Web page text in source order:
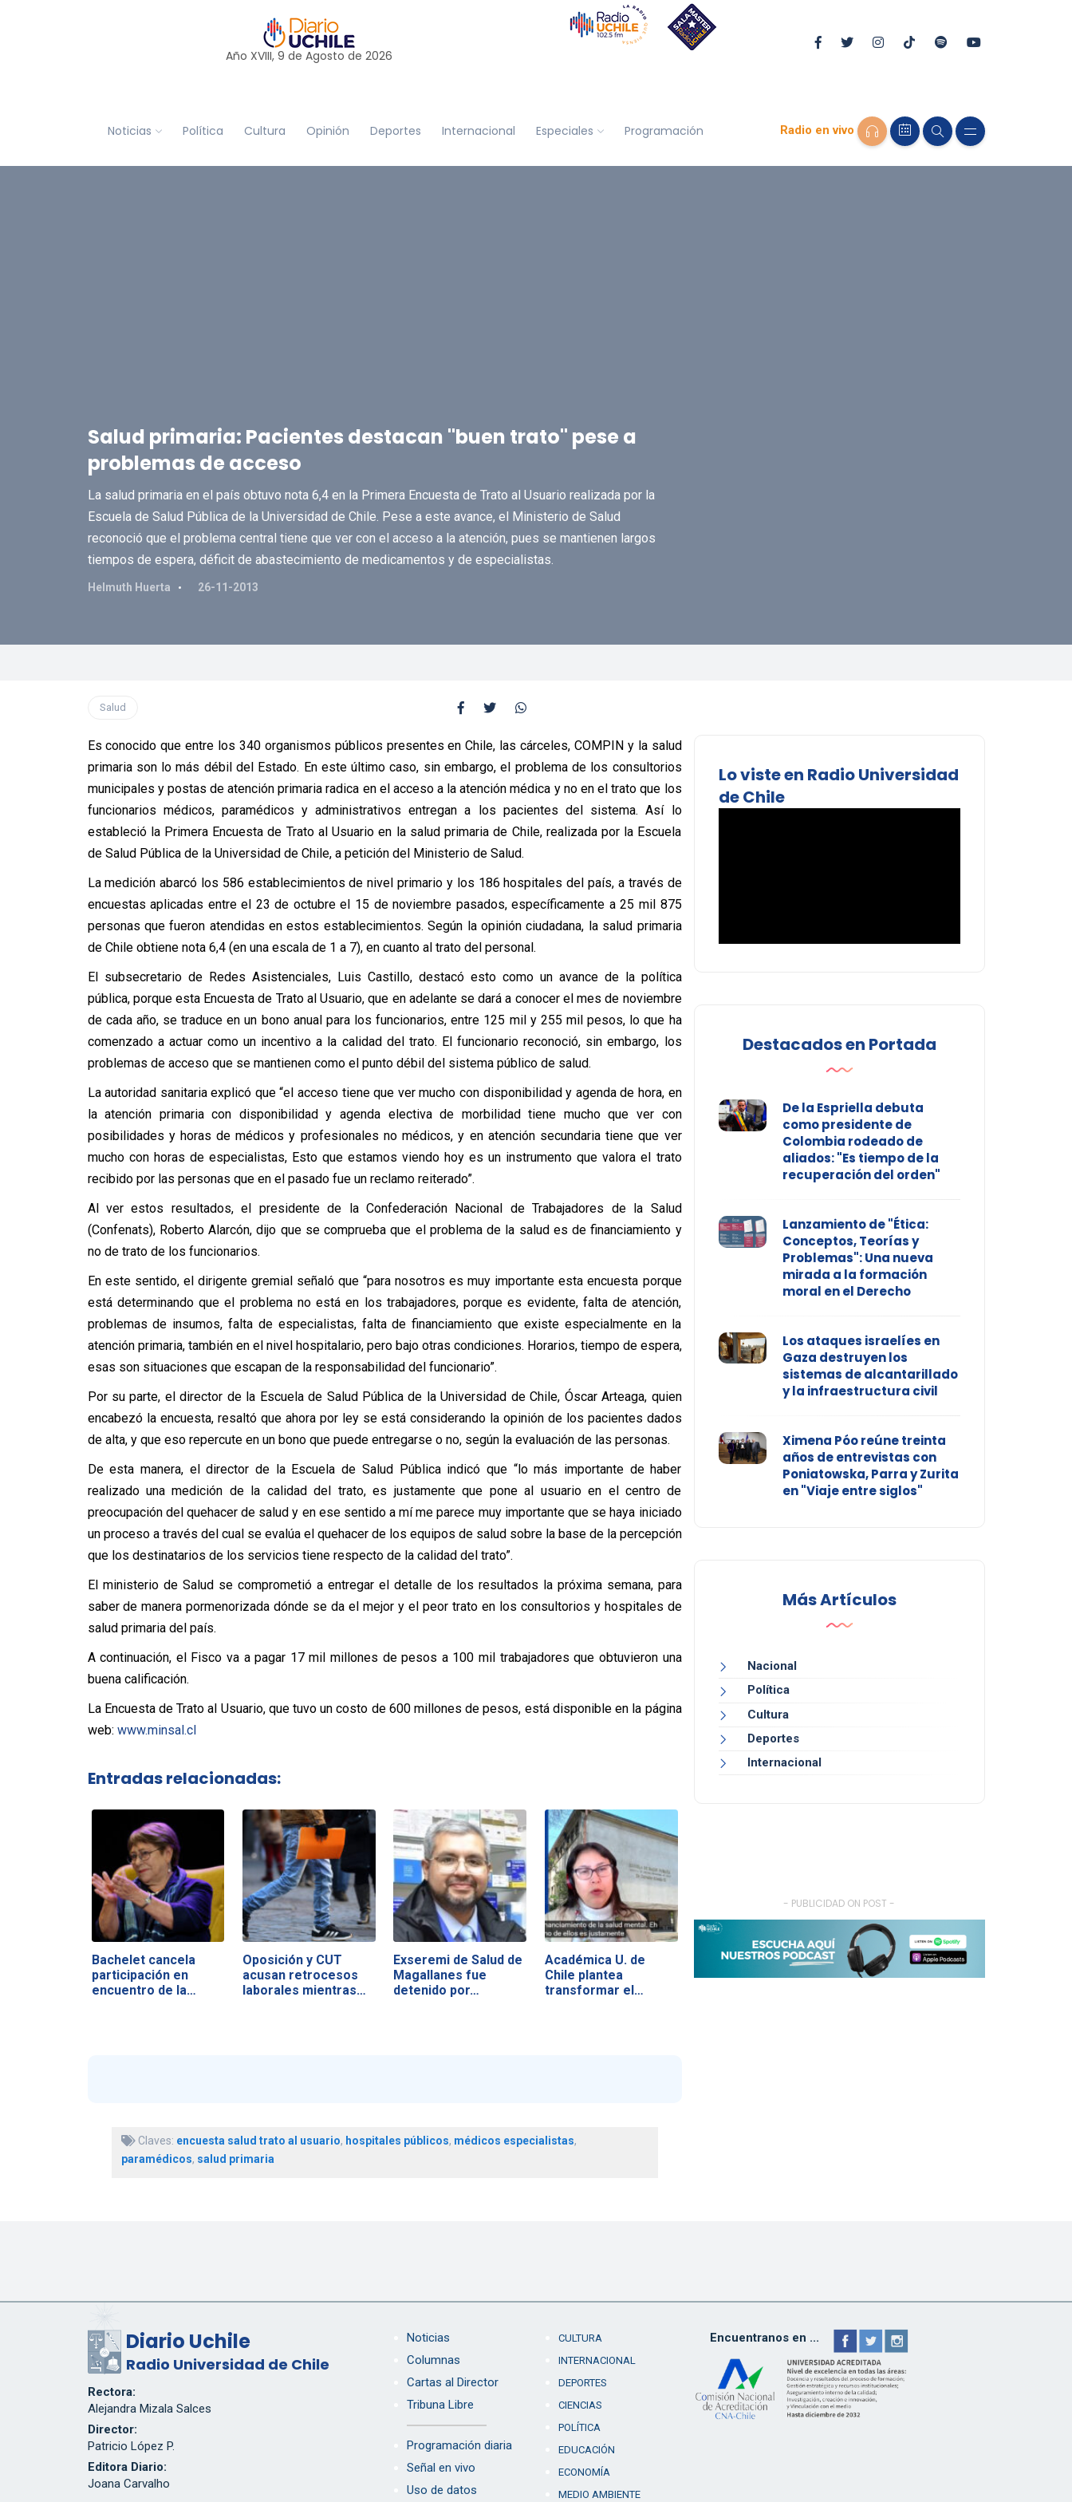
Año XVIII, 9 de Agosto de 2026
Noticias Política Cultura Opinión Deportes Internacional Especiales Programación Radio en vivo
Salud primaria: Pacientes destacan "buen trato" pese a
problemas de acceso
La salud primaria en el país obtuvo nota 6,4 en la Primera Encuesta de Trato al Usuario realizada por la
Escuela de Salud Pública de la Universidad de Chile. Pese a este avance, el Ministerio de Salud
reconoció que el problema central tiene que ver con el acceso a la atención, pues se mantienen largos
tiempos de espera, déficit de abastecimiento de medicamentos y de especialistas.
Helmuth Huerta 26-11-2013
Salud
Es conocido que entre los 340 organismos públicos presentes en Chile, las cárceles, COMPIN y la salud
primaria son lo más débil del Estado. En este último caso, sin embargo, el problema de los consultorios
municipales y postas de atención primaria radica en el acceso a la atención médica y no en el trato que los
funcionarios médicos, paramédicos y administrativos entregan a los pacientes del sistema. Así lo
estableció la Primera Encuesta de Trato al Usuario en la salud primaria de Chile, realizada por la Escuela
de Salud Pública de la Universidad de Chile, a petición del Ministerio de Salud.
La medición abarcó los 586 establecimientos de nivel primario y los 186 hospitales del país, a través de
encuestas aplicadas entre el 23 de octubre el 15 de noviembre pasados, específicamente a 25 mil 875
personas que fueron atendidas en estos establecimientos. Según la opinión ciudadana, la salud primaria
de Chile obtiene nota 6,4 (en una escala de 1 a 7), en cuanto al trato del personal.
El subsecretario de Redes Asistenciales, Luis Castillo, destacó esto como un avance de la política
pública, porque esta Encuesta de Trato al Usuario, que en adelante se dará a conocer el mes de noviembre
de cada año, se traduce en un bono anual para los funcionarios, entre 125 mil y 255 mil pesos, lo que ha
comenzado a actuar como un incentivo a la calidad del trato. El funcionario reconoció, sin embargo, los
problemas de acceso que se mantienen como el punto débil del sistema público de salud.
La autoridad sanitaria explicó que “el acceso tiene que ver mucho con disponibilidad y agenda de hora, en
la atención primaria con disponibilidad y agenda electiva de morbilidad tiene mucho que ver con
posibilidades y horas de médicos y profesionales no médicos, y en atención secundaria tiene que ver
mucho con horas de especialistas, Esto que estamos viendo hoy es un instrumento que valora el trato
recibido por las personas que en el pasado fue un reclamo reiterado”.
Al ver estos resultados, el presidente de la Confederación Nacional de Trabajadores de la Salud
(Confenats), Roberto Alarcón, dijo que se comprueba que el problema de la salud es de financiamiento y
no de trato de los funcionarios.
En este sentido, el dirigente gremial señaló que “para nosotros es muy importante esta encuesta porque
está determinando que el problema no está en los trabajadores, porque es evidente, falta de atención,
problemas de insumos, falta de especialistas, falta de financiamiento que existe especialmente en la
atención primaria, también en el nivel hospitalario, pero bajo otras condiciones. Horarios, tiempo de espera,
esas son situaciones que escapan de la responsabilidad del funcionario”.
Por su parte, el director de la Escuela de Salud Pública de la Universidad de Chile, Óscar Arteaga, quien
encabezó la encuesta, resaltó que ahora por ley se está considerando la opinión de los pacientes dados
de alta, y que eso repercute en un bono que puede entregarse o no, según la evaluación de las personas.
De esta manera, el director de la Escuela de Salud Pública indicó que “lo más importante de haber
realizado una medición de la calidad del trato, es justamente que pone al usuario en el centro de
preocupación del quehacer de salud y en ese sentido a mí me parece muy importante que se haya iniciado
un proceso a través del cual se evalúa el quehacer de los equipos de salud sobre la base de la percepción
que los destinatarios de los servicios tiene respecto de la calidad del trato”.
El ministerio de Salud se comprometió a entregar el detalle de los resultados la próxima semana, para
saber de manera pormenorizada dónde se da el mejor y el peor trato en los consultorios y hospitales de
salud primaria del país.
A continuación, el Fisco va a pagar 17 mil millones de pesos a 100 mil trabajadores que obtuvieron una
buena calificación.
La Encuesta de Trato al Usuario, que tuvo un costo de 600 millones de pesos, está disponible en la página
web: www.minsal.cl
Entradas relacionadas:
Bachelet cancela
participación en
encuentro de la…
Oposición y CUT
acusan retrocesos
laborales mientras…
Exseremi de Salud de
Magallanes fue
detenido por…
Académica U. de
Chile plantea
transformar el…
Claves: encuesta salud trato al usuario, hospitales públicos, médicos especialistas,
paramédicos, salud primaria
Lo viste en Radio Universidad
de Chile
Destacados en Portada
De la Espriella debuta
como presidente de
Colombia rodeado de
aliados: "Es tiempo de la
recuperación del orden"
Lanzamiento de "Ética:
Conceptos, Teorías y
Problemas": Una nueva
mirada a la formación
moral en el Derecho
Los ataques israelíes en
Gaza destruyen los
sistemas de alcantarillado
y la infraestructura civil
Ximena Póo reúne treinta
años de entrevistas con
Poniatowska, Parra y Zurita
en "Viaje entre siglos"
Más Artículos
Nacional
Política
Cultura
Deportes
Internacional
- PUBLICIDAD ON POST -
Diario Uchile
Radio Universidad de Chile
Rectora:
Alejandra Mizala Salces
Director:
Patricio López P.
Editora Diario:
Joana Carvalho
Noticias
Columnas
Cartas al Director
Tribuna Libre
Programación diaria
Señal en vivo
Uso de datos
CULTURA
INTERNACIONAL
DEPORTES
CIENCIAS
POLÍTICA
EDUCACIÓN
ECONOMÍA
MEDIO AMBIENTE
Encuentranos en ...